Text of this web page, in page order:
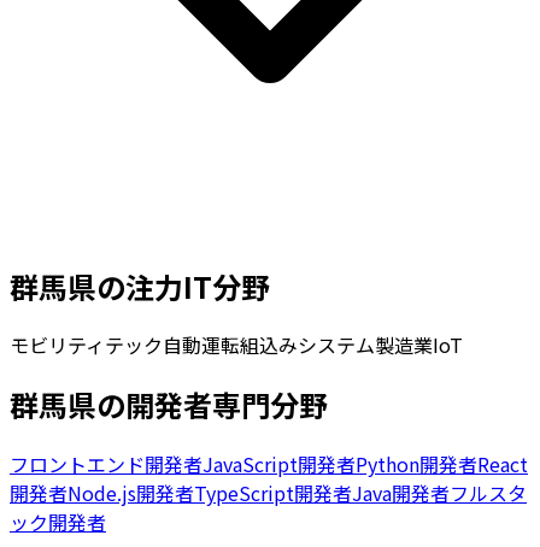
群馬県の注力IT分野
モビリティテック自動運転組込みシステム製造業IoT
群馬県の開発者専門分野
フロントエンド開発者JavaScript開発者Python開発者React
開発者Node.js開発者TypeScript開発者Java開発者フルスタ
ック開発者